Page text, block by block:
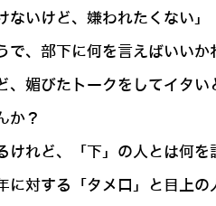
ないけど、嫌われたくない」
で、部下に何を言えばいいか
、媚びたトークをしてイタい
か？
けれど、「下」の人とは何
に対する「タメ口」と目上